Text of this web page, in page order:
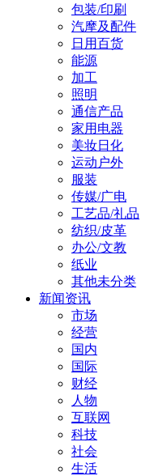
包装/印刷
汽摩及配件
日用百货
能源
加工
照明
通信产品
家用电器
美妆日化
运动户外
服装
传媒/广电
工艺品/礼品
纺织/皮革
办公/文教
纸业
其他未分类
新闻资讯
市场
经营
国内
国际
财经
人物
互联网
科技
社会
生活